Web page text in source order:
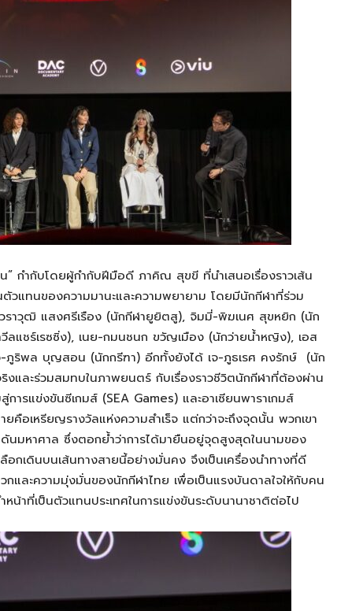
กำกับโดยผู้กำกับฝีมือดี ภาคิณ สุขขี ที่นำเสนอเรื่องราวเส้น
แทนของความมานะและความพยายาม โดยมีนักกีฬาที่ร่วม
ราวุฒิ แสงศรีเรือง (นักกีฬายูยิตสู), จิมมี่-พิฆเนศ สุขหยิก (นัก
แชร์เรซซิ่ง), เนย-กมนชนก ขวัญเมือง (นักว่ายน้ำหญิง), เอส
-ภูริพล บุญสอน (นักกรีฑา) อีกทั้งยังได้ เจ-ภูธเรศ คงรักษ์ (นัก
งและร่วมสมทบในภาพยนตร์ กับเรื่องราวชีวิตนักกีฬาที่ต้องผ่าน
ารแข่งขันซีเกมส์ (SEA Games) และอาเซียนพาราเกมส์
คือเหรียญรางวัลแห่งความสำเร็จ แต่กว่าจะถึงจุดนั้น พวกเขา
มหาศาล ซึ่งตอกย้ำว่าการได้มายืนอยู่จุดสูงสุดในนามของ
อกเดินบนเส้นทางสายนี้อย่างมั่นคง จึงเป็นเครื่องนำทางที่ดี
และความมุ่งมั่นของนักกีฬาไทย เพื่อเป็นแรงบันดาลใจให้กับคน
น้าที่เป็นตัวแทนประเทศในการแข่งขันระดับนานาชาติต่อไป